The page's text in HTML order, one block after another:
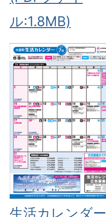
ル:1.8MB)
生活カレンダー